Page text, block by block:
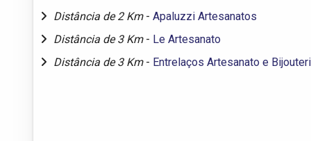
Distância de 2 Km - Apaluzzi Artesanatos
Distância de 3 Km - Le Artesanato
Distância de 3 Km - Entrelaços Artesanato e